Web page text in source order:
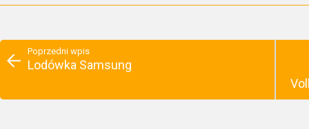
Poprzedni wpis
Lodówka Samsung